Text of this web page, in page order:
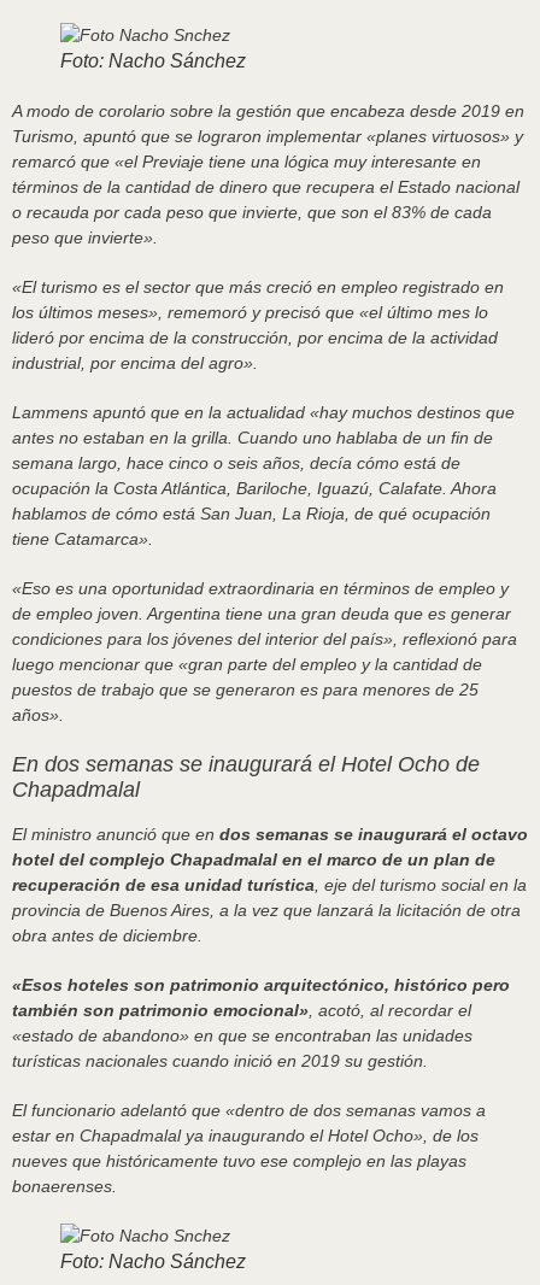
Foto: Nacho Sánchez
A modo de corolario sobre la gestión que encabeza desde 2019 en
Turismo, apuntó que se lograron implementar «planes virtuosos» y
remarcó que «el Previaje tiene una lógica muy interesante en
términos de la cantidad de dinero que recupera el Estado nacional
o recauda por cada peso que invierte, que son el 83% de cada
peso que invierte».
«El turismo es el sector que más creció en empleo registrado en
los últimos meses», rememoró y precisó que «el último mes lo
lideró por encima de la construcción, por encima de la actividad
industrial, por encima del agro».
Lammens apuntó que en la actualidad «hay muchos destinos que
antes no estaban en la grilla. Cuando uno hablaba de un fin de
semana largo, hace cinco o seis años, decía cómo está de
ocupación la Costa Atlántica, Bariloche, Iguazú, Calafate. Ahora
hablamos de cómo está San Juan, La Rioja, de qué ocupación
tiene Catamarca».
«Eso es una oportunidad extraordinaria en términos de empleo y
de empleo joven. Argentina tiene una gran deuda que es generar
condiciones para los jóvenes del interior del país», reflexionó para
luego mencionar que «gran parte del empleo y la cantidad de
puestos de trabajo que se generaron es para menores de 25
años».
En dos semanas se inaugurará el Hotel Ocho de
Chapadmalal
El ministro anunció que en dos semanas se inaugurará el octavo
hotel del complejo Chapadmalal en el marco de un plan de
recuperación de esa unidad turística , eje del turismo social en la
provincia de Buenos Aires, a la vez que lanzará la licitación de otra
obra antes de diciembre.
«Esos hoteles son patrimonio arquitectónico, histórico pero
también son patrimonio emocional» , acotó, al recordar el
«estado de abandono» en que se encontraban las unidades
turísticas nacionales cuando inició en 2019 su gestión.
El funcionario adelantó que «dentro de dos semanas vamos a
estar en Chapadmalal ya inaugurando el Hotel Ocho», de los
nueves que históricamente tuvo ese complejo en las playas
bonaerenses.
Foto: Nacho Sánchez